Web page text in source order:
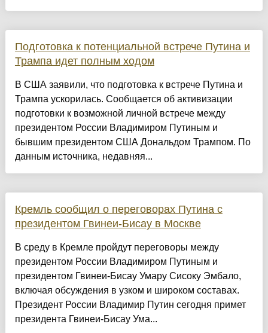
Подготовка к потенциальной встрече Путина и
Трампа идет полным ходом
В США заявили, что подготовка к встрече Путина и
Трампа ускорилась. Сообщается об активизации
подготовки к возможной личной встрече между
президентом России Владимиром Путиным и
бывшим президентом США Дональдом Трампом. По
данным источника, недавняя...
Кремль сообщил о переговорах Путина с
президентом Гвинеи-Бисау в Москве
В среду в Кремле пройдут переговоры между
президентом России Владимиром Путиным и
президентом Гвинеи-Бисау Умару Сисоку Эмбало,
включая обсуждения в узком и широком составах.
Президент России Владимир Путин сегодня примет
президента Гвинеи-Бисау Ума...